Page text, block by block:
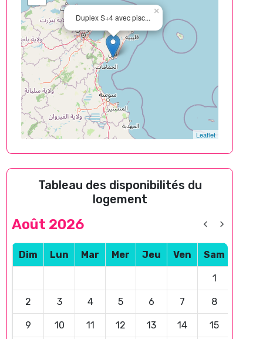
Duplex S+4 avec pisc...
×
Leaflet
Tableau des disponibilités du
logement
Août 2026
Dim Lun Mar Mer Jeu Ven Sam
1
2 3 4 5 6 7 8
9 10 11 12 13 14 15